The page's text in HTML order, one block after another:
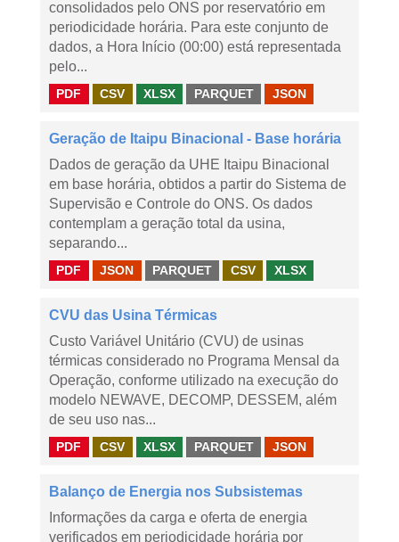
consolidados pelo ONS por reservatório em
periodicidade horária. Para este conjunto de
dados, a Hora Início (00:00) está representada
pelo...
PDF CSV XLSX PARQUET JSON
Geração de Itaipu Binacional - Base horária
Dados de geração da UHE Itaipu Binacional
em base horária, obtidos a partir do Sistema de
Supervisão e Controle do ONS. Os dados
contemplam a geração total da usina,
separando...
PDF JSON PARQUET CSV XLSX
CVU das Usina Térmicas
Custo Variável Unitário (CVU) de usinas
térmicas considerado no Programa Mensal da
Operação, conforme utilizado na execução do
modelo NEWAVE, DECOMP, DESSEM, além
de seu uso nas...
PDF CSV XLSX PARQUET JSON
Balanço de Energia nos Subsistemas
Informações da carga e oferta de energia
verificados em periodicidade horária por